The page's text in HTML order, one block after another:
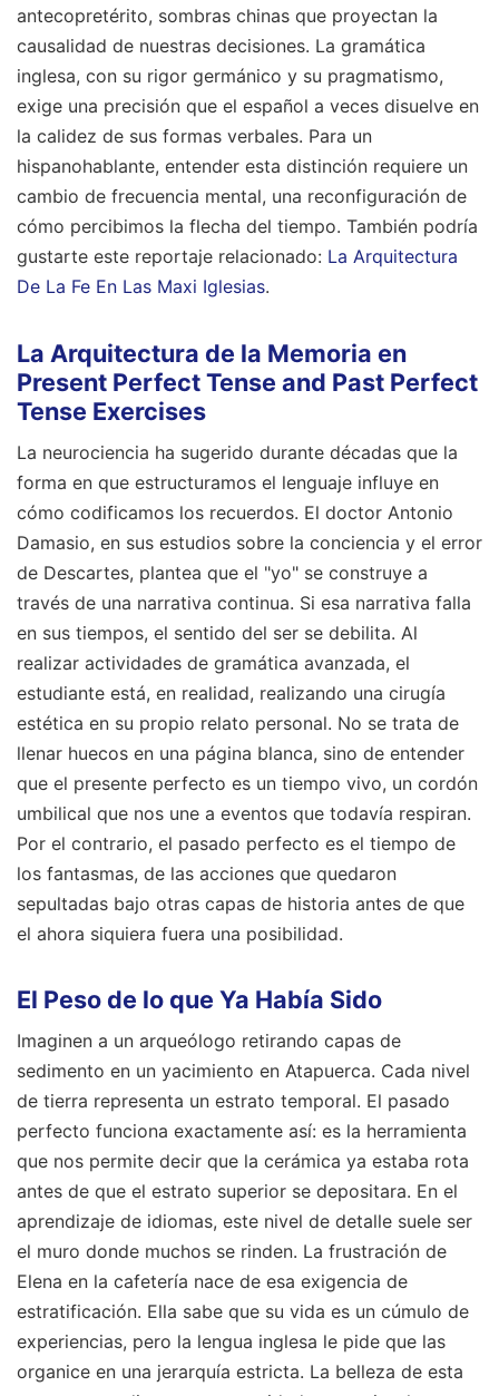
antecopretérito, sombras chinas que proyectan la
causalidad de nuestras decisiones. La gramática
inglesa, con su rigor germánico y su pragmatismo,
exige una precisión que el español a veces disuelve en
la calidez de sus formas verbales. Para un
hispanohablante, entender esta distinción requiere un
cambio de frecuencia mental, una reconfiguración de
cómo percibimos la flecha del tiempo. También podría
gustarte este reportaje relacionado: La Arquitectura
De La Fe En Las Maxi Iglesias.
La Arquitectura de la Memoria en
Present Perfect Tense and Past Perfect
Tense Exercises
La neurociencia ha sugerido durante décadas que la
forma en que estructuramos el lenguaje influye en
cómo codificamos los recuerdos. El doctor Antonio
Damasio, en sus estudios sobre la conciencia y el error
de Descartes, plantea que el "yo" se construye a
través de una narrativa continua. Si esa narrativa falla
en sus tiempos, el sentido del ser se debilita. Al
realizar actividades de gramática avanzada, el
estudiante está, en realidad, realizando una cirugía
estética en su propio relato personal. No se trata de
llenar huecos en una página blanca, sino de entender
que el presente perfecto es un tiempo vivo, un cordón
umbilical que nos une a eventos que todavía respiran.
Por el contrario, el pasado perfecto es el tiempo de
los fantasmas, de las acciones que quedaron
sepultadas bajo otras capas de historia antes de que
el ahora siquiera fuera una posibilidad.
El Peso de lo que Ya Había Sido
Imaginen a un arqueólogo retirando capas de
sedimento en un yacimiento en Atapuerca. Cada nivel
de tierra representa un estrato temporal. El pasado
perfecto funciona exactamente así: es la herramienta
que nos permite decir que la cerámica ya estaba rota
antes de que el estrato superior se depositara. En el
aprendizaje de idiomas, este nivel de detalle suele ser
el muro donde muchos se rinden. La frustración de
Elena en la cafetería nace de esa exigencia de
estratificación. Ella sabe que su vida es un cúmulo de
experiencias, pero la lengua inglesa le pide que las
organice en una jerarquía estricta. La belleza de esta